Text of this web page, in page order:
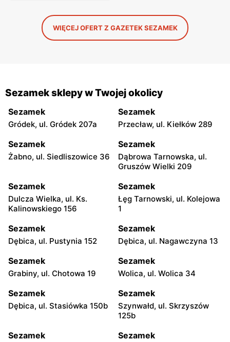
WIĘCEJ OFERT Z GAZETEK SEZAMEK
Sezamek sklepy w Twojej okolicy
Sezamek
Gródek, ul. Gródek 207a
Sezamek
Przecław, ul. Kiełków 289
Sezamek
Żabno, ul. Siedliszowice 36
Sezamek
Dąbrowa Tarnowska, ul.
Gruszów Wielki 209
Sezamek
Dulcza Wielka, ul. Ks.
Kalinowskiego 156
Sezamek
Łęg Tarnowski, ul. Kolejowa
1
Sezamek
Dębica, ul. Pustynia 152
Sezamek
Dębica, ul. Nagawczyna 13
Sezamek
Grabiny, ul. Chotowa 19
Sezamek
Wolica, ul. Wolica 34
Sezamek
Dębica, ul. Stasiówka 150b
Sezamek
Szynwałd, ul. Skrzyszów
125b
Sezamek Sezamek